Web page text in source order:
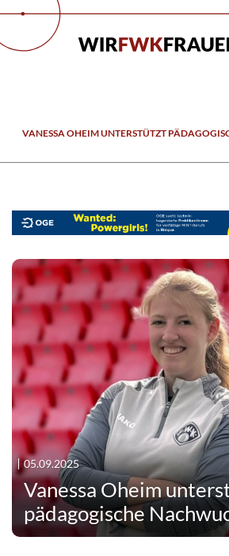
VANESSA OHEIM UNTERSTÜTZT
05.09.2025
Vanessa Oheim
pädagogische